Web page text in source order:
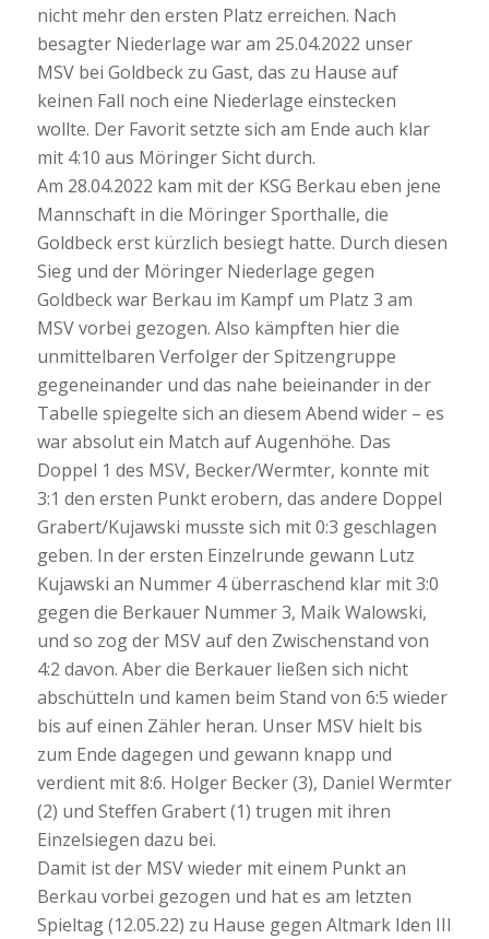
nicht mehr den ersten Platz erreichen. Nach
besagter Niederlage war am 25.04.2022 unser
MSV bei Goldbeck zu Gast, das zu Hause auf
keinen Fall noch eine Niederlage einstecken
wollte. Der Favorit setzte sich am Ende auch klar
mit 4:10 aus Möringer Sicht durch.
Am 28.04.2022 kam mit der KSG Berkau eben jene
Mannschaft in die Möringer Sporthalle, die
Goldbeck erst kürzlich besiegt hatte. Durch diesen
Sieg und der Möringer Niederlage gegen
Goldbeck war Berkau im Kampf um Platz 3 am
MSV vorbei gezogen. Also kämpften hier die
unmittelbaren Verfolger der Spitzengruppe
gegeneinander und das nahe beieinander in der
Tabelle spiegelte sich an diesem Abend wider – es
war absolut ein Match auf Augenhöhe. Das
Doppel 1 des MSV, Becker/Wermter, konnte mit
3:1 den ersten Punkt erobern, das andere Doppel
Grabert/Kujawski musste sich mit 0:3 geschlagen
geben. In der ersten Einzelrunde gewann Lutz
Kujawski an Nummer 4 überraschend klar mit 3:0
gegen die Berkauer Nummer 3, Maik Walowski,
und so zog der MSV auf den Zwischenstand von
4:2 davon. Aber die Berkauer ließen sich nicht
abschütteln und kamen beim Stand von 6:5 wieder
bis auf einen Zähler heran. Unser MSV hielt bis
zum Ende dagegen und gewann knapp und
verdient mit 8:6. Holger Becker (3), Daniel Wermter
(2) und Steffen Grabert (1) trugen mit ihren
Einzelsiegen dazu bei.
Damit ist der MSV wieder mit einem Punkt an
Berkau vorbei gezogen und hat es am letzten
Spieltag (12.05.22) zu Hause gegen Altmark Iden III